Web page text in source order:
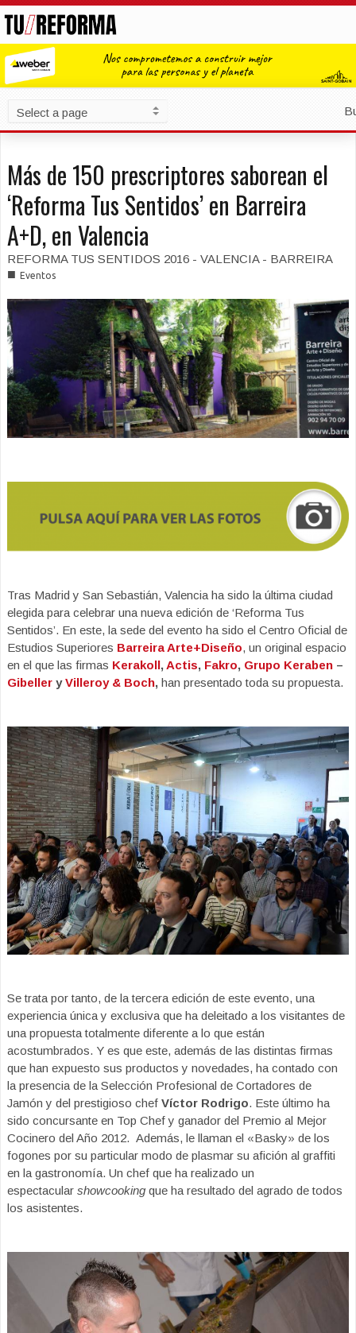
Más de 150 prescriptores saborean el
‘Reforma Tus Sentidos’ en Barreira
A+D, en Valencia
REFORMA TUS SENTIDOS 2016 - VALENCIA - BARREIRA
■ Eventos
Tras Madrid y San Sebastián, Valencia ha sido la última ciudad
elegida para celebrar una nueva edición de ‘Reforma Tus
Sentidos’. En este, la sede del evento ha sido el Centro Oficial de
Estudios Superiores Barreira Arte+Diseño, un original espacio
en el que las firmas Kerakoll, Actis, Fakro, Grupo Keraben –
Gibeller yVilleroy & Boch, han presentado toda su propuesta.
Se trata por tanto, de la tercera edición de este evento, una
experiencia única y exclusiva que ha deleitado a los visitantes de
una propuesta totalmente diferente a lo que están
acostumbrados. Y es que este, además de las distintas firmas
que han expuesto sus productos y novedades, ha contado con
la presencia de la Selección Profesional de Cortadores de
Jamón y del prestigioso chef Víctor Rodrigo. Este último ha
sido concursante en Top Chef y ganador del Premio al Mejor
Cocinero del Año 2012. Además, le llaman el «Basky» de los
fogones por su particular modo de plasmar su afición al graffiti
en la gastronomía. Un chef que ha realizado un
espectacular showcooking que ha resultado del agrado de todos
los asistentes.